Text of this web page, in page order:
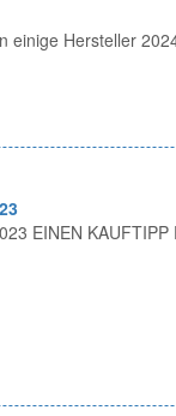
einige Hersteller
EINEN